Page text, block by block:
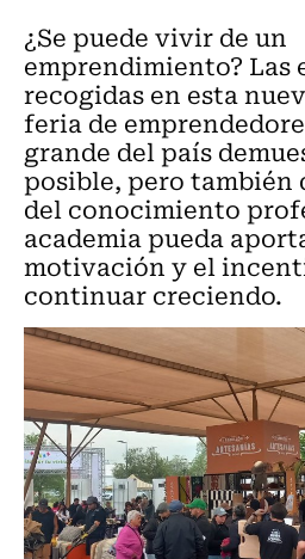
¿Se puede vivir de un
emprendimiento? Las
recogidas en esta
feria de
grande del país
posible, pero también
del conocimiento
academia pueda
motivación y el
continuar creciendo.